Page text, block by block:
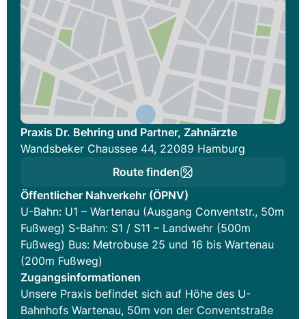
Praxis Dr. Behring und Partner, Zahnärzte
Wandsbeker Chaussee 44, 22089 Hamburg
Route finden
Öffentlicher Nahverkehr (ÖPNV)
U-Bahn: U1 – Wartenau (Ausgang Conventstr., 50m
Fußweg) S-Bahn: S1 / S11 – Landwehr (500m
Fußweg) Bus: Metrobuse 25 und 16 bis Wartenau
(200m Fußweg)
Zugangsinformationen
Unsere Praxis befindet sich auf Höhe des U-
Bahnhofs Wartenau, 50m von der Conventstraße